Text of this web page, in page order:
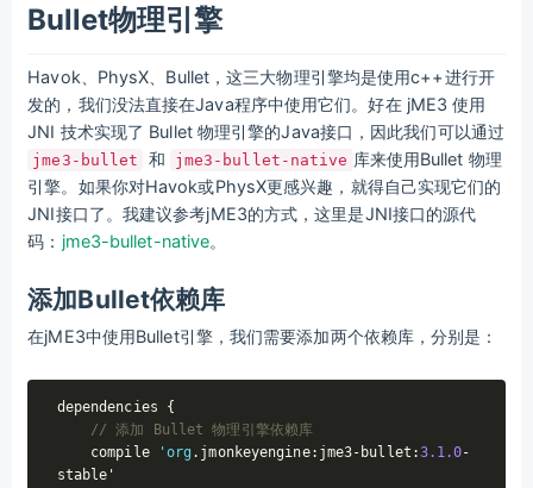
Bullet物理引擎
Havok、PhysX、Bullet，这三大物理引擎均是使用c++进行开
发的，我们没法直接在Java程序中使用它们。好在 jME3 使用
JNI 技术实现了 Bullet 物理引擎的Java接口，因此我们可以通过
jme3-bullet 和 jme3-bullet-native 库来使用Bullet 物理
引擎。如果你对Havok或PhysX更感兴趣，就得自己实现它们的
JNI接口了。我建议参考jME3的方式，这里是JNI接口的源代
码： jme3-bullet-native。
添加Bullet依赖库
在jME3中使用Bullet引擎，我们需要添加两个依赖库，分别是：
dependencies {
// 添加 Bullet 物理引擎依赖库
    compile
'org .jmonkeyengine:jme3-bullet:3.1.0-
stable'